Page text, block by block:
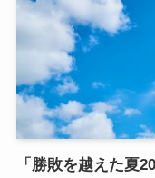
「勝敗を越えた夏